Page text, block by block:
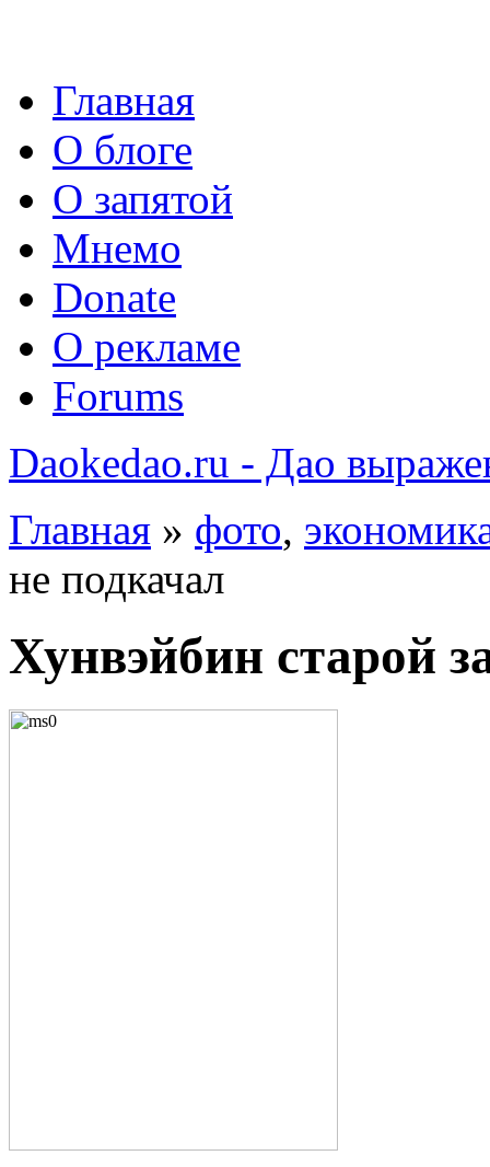
Главная
О блоге
О запятой
Мнемо
Donate
О рекламе
Forums
Daokedao.ru - Дао
Главная » фото,
не подкачал
Хунвэйбин старой